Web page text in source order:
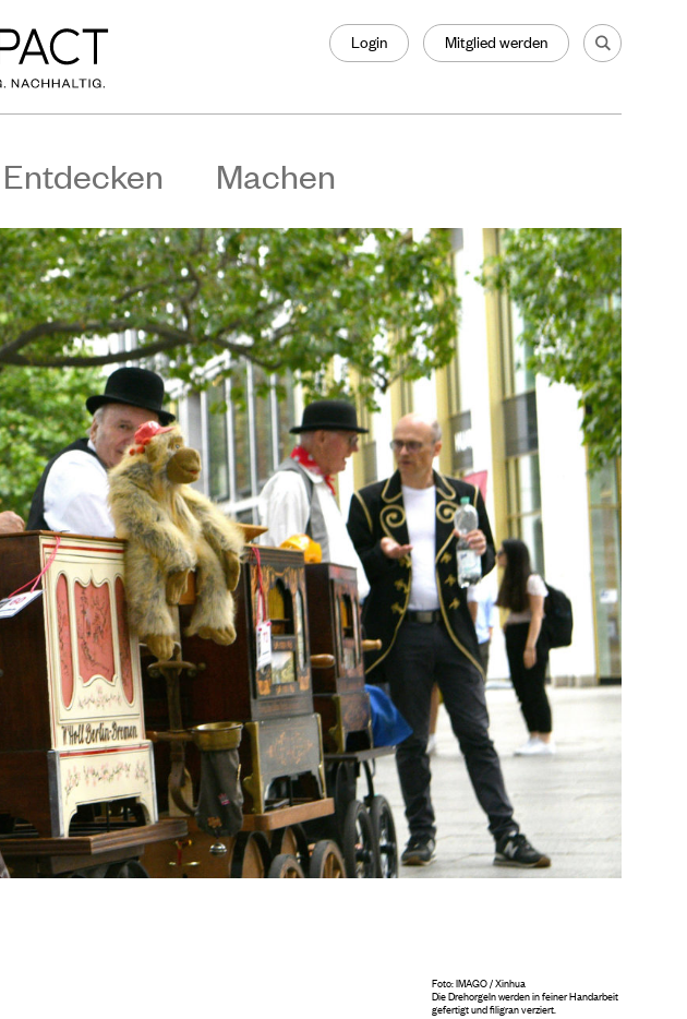
Login Mitglied werden
Entdecken Machen
Foto: IMAGO / Xinhua
Die Drehorgeln werden in feiner Handarbeit
gefertigt und filigran verziert.